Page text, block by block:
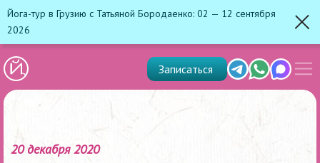
Йога-тур в Грузию с Татьяной Бородаенко: 02 — 12 сентября
2026
TelegramWhats'app
Max
Записаться
меню
20 декабря 2020